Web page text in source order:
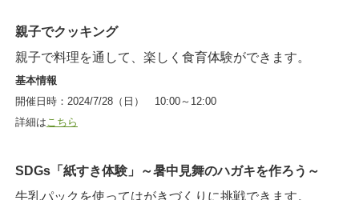
親子でクッキング
親子で料理を通して、楽しく食育体験ができます。
基本情報
開催日時：2024/7/28（日） 10:00～12:00
詳細はこちら
SDGs「紙すき体験」～暑中見舞のハガキを作ろう～
牛乳パックを使ってはがきづくりに挑戦できます。